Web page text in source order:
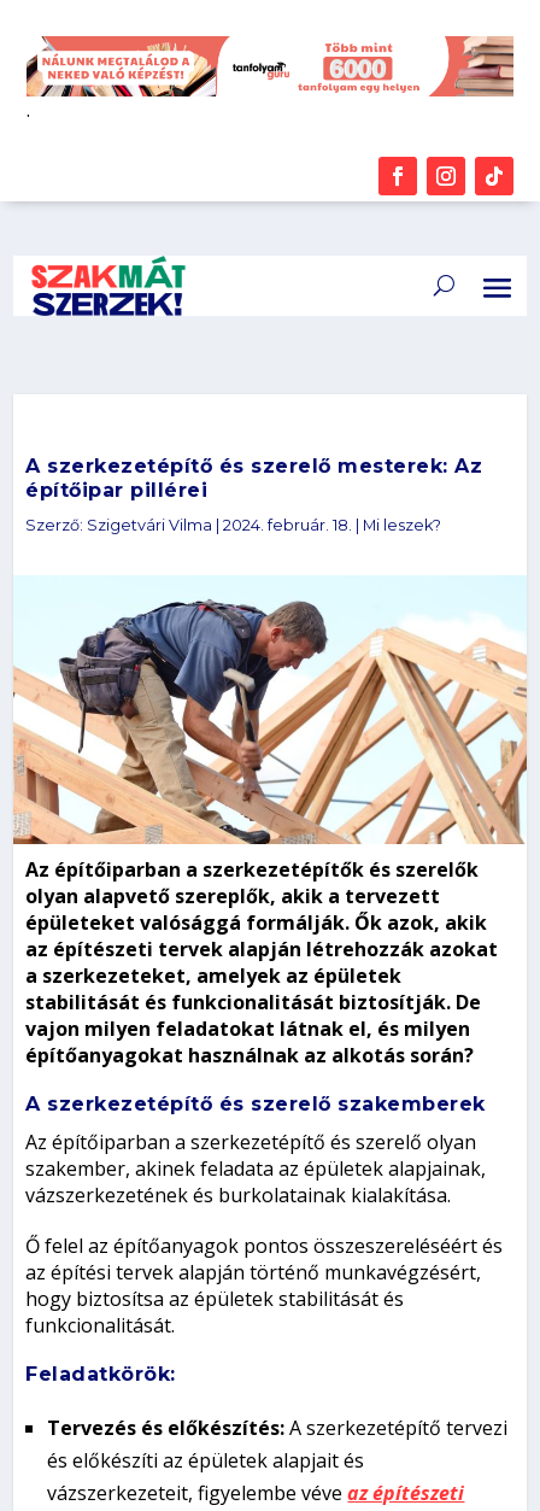
.
A szerkezetépítő és szerelő mesterek: Az
építőipar pillérei
Szerző: Szigetvári Vilma |2024. február. 18. Mi leszek?
Az építőiparban a szerkezetépítők és szerelők
olyan alapvető szereplők, akik a tervezett
épületeket valósággá formálják. Ők azok, akik
az építészeti tervek alapján létrehozzák azokat
a szerkezeteket, amelyek az épületek
stabilitását és funkcionalitását biztosítják. De
vajon milyen feladatokat látnak el, és milyen
építőanyagokat használnak az alkotás során?
A szerkezetépítő és szerelő szakemberek
Az építőiparban a szerkezetépítő és szerelő olyan
szakember, akinek feladata az épületek alapjainak,
vázszerkezetének és burkolatainak kialakítása.
Ő felel az építőanyagok pontos összeszereléséért és
az építési tervek alapján történő munkavégzésért,
hogy biztosítsa az épületek stabilitását és
funkcionalitását.
Feladatkörök:
Tervezés és előkészítés:A szerkezetépítő tervezi
és előkészíti az épületek alapjait és
vázszerkezeteit, figyelembe véveaz építészeti